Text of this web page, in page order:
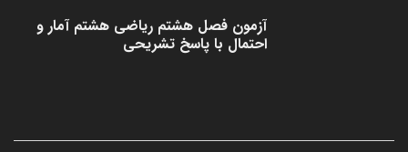
آزمون فصل هشتم ریاضی هشتم آمار و
احتمال با پاسخ تشریحی